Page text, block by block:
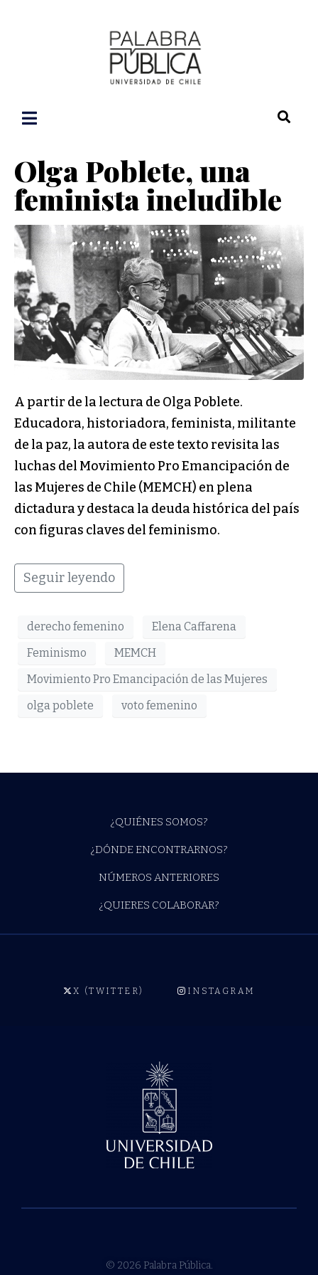
Olga Poblete, una
feminista ineludible
A partir de la lectura de Olga Poblete.
Educadora, historiadora, feminista, militante
de la paz, la autora de este texto revisita las
luchas del Movimiento Pro Emancipación de
las Mujeres de Chile (MEMCH) en plena
dictadura y destaca la deuda histórica del país
con figuras claves del feminismo.
Seguir leyendo
derecho femenino
Elena Caffarena
Feminismo
MEMCH
Movimiento Pro Emancipación de las Mujeres
olga poblete
voto femenino
¿QUIÉNES SOMOS?
¿DÓNDE ENCONTRARNOS?
NÚMEROS ANTERIORES
¿QUIERES COLABORAR?
X (TWITTER) INSTAGRAM
© 2026 Palabra Pública.